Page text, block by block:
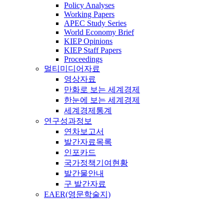
Policy Analyses
Working Papers
APEC Study Series
World Economy Brief
KIEP Opinions
KIEP Staff Papers
Proceedings
멀티미디어자료
영상자료
만화로 보는 세계경제
한눈에 보는 세계경제
세계경제통계
연구성과정보
연차보고서
발간자료목록
인포카드
국가정책기여현황
발간물안내
구 발간자료
EAER(영문학술지)